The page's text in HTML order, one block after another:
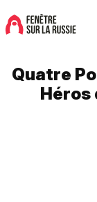
Quatre
Héros